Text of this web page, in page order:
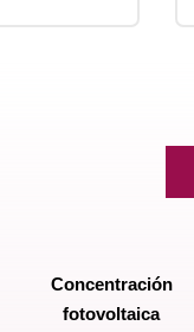
Concentración
fotovoltaica